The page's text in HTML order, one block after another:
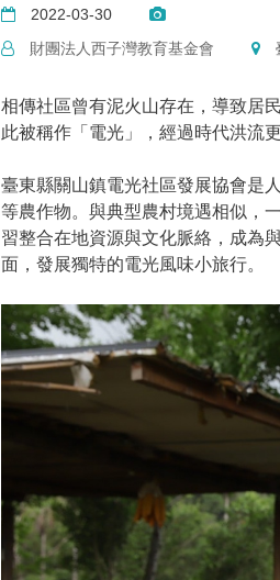
2022-03-30
財團法人西子灣教育基金會
相傳社區曾有泥火山存在，導致居
此被稱作「電光」，經過時代洪流
臺東縣關山鎮電光社區發展協會是
等農作物。與典型農村境遇相似，
習整合在地資源與文化脈絡，成為
面，發展獨特的電光風味小旅行。